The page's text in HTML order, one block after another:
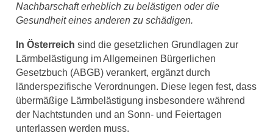
Nachbarschaft erheblich zu belästigen oder die
Gesundheit eines anderen zu schädigen.
In Österreich sind die gesetzlichen Grundlagen zur
Lärmbelästigung im Allgemeinen Bürgerlichen
Gesetzbuch (ABGB) verankert, ergänzt durch
länderspezifische Verordnungen. Diese legen fest, dass
übermäßige Lärmbelästigung insbesondere während
der Nachtstunden und an Sonn- und Feiertagen
unterlassen werden muss.